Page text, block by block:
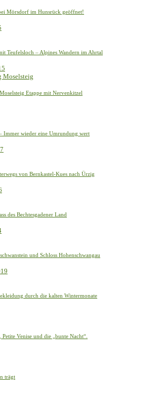
Mörsdorf im Hunsrück geöffnet!
Teufelsloch – Alpines Wandern im Ahrtal
Etappe mit Nervenkitzel
– Immer wieder eine Umrundung wert
von Bernkastel-Kues nach Ürzig
des Bechtesgadener Land
und Schloss Hohenschwangau
durch die kalten Wintermonate
Venise und die „bunte Nacht“.
trägt